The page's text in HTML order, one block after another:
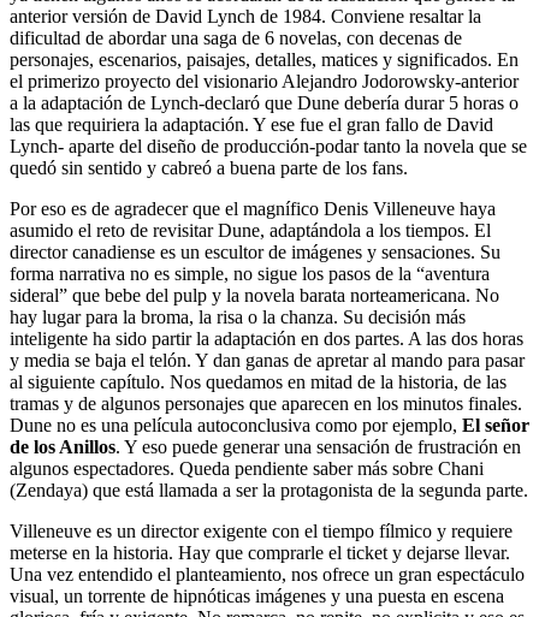
anterior versión de David Lynch de 1984. Conviene resaltar la
dificultad de abordar una saga de 6 novelas, con decenas de
personajes, escenarios, paisajes, detalles, matices y significados. En
el primerizo proyecto del visionario Alejandro Jodorowsky-anterior
a la adaptación de Lynch-declaró que Dune debería durar 5 horas o
las que requiriera la adaptación. Y ese fue el gran fallo de David
Lynch- aparte del diseño de producción-podar tanto la novela que se
quedó sin sentido y cabreó a buena parte de los fans.
Por eso es de agradecer que el magnífico Denis Villeneuve haya
asumido el reto de revisitar Dune, adaptándola a los tiempos. El
director canadiense es un escultor de imágenes y sensaciones. Su
forma narrativa no es simple, no sigue los pasos de la “aventura
sideral” que bebe del pulp y la novela barata norteamericana. No
hay lugar para la broma, la risa o la chanza. Su decisión más
inteligente ha sido partir la adaptación en dos partes. A las dos horas
y media se baja el telón. Y dan ganas de apretar al mando para pasar
al siguiente capítulo. Nos quedamos en mitad de la historia, de las
tramas y de algunos personajes que aparecen en los minutos finales.
Dune no es una película autoconclusiva como por ejemplo, El señor
de los Anillos. Y eso puede generar una sensación de frustración en
algunos espectadores. Queda pendiente saber más sobre Chani
(Zendaya) que está llamada a ser la protagonista de la segunda parte.
Villeneuve es un director exigente con el tiempo fílmico y requiere
meterse en la historia. Hay que comprarle el ticket y dejarse llevar.
Una vez entendido el planteamiento, nos ofrece un gran espectáculo
visual, un torrente de hipnóticas imágenes y una puesta en escena